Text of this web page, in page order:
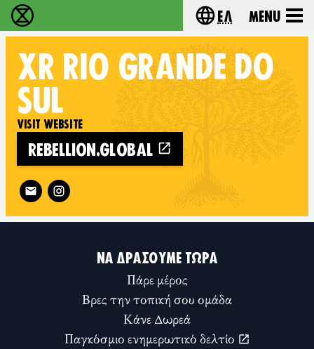
Extinction Rebellion - Home Choose your
Ελ Menu
XR RIO GRANDE DO
SUL
VISIT WEBSITE
REBELLION.GLOBAL
Follow XR Rio Grande do Sul on
ΝΑ ΔΡΆΣΟΥΜΕ ΤΏΡΑ
Πάρε μέρος
Βρες την τοπική σου ομάδα
Κάνε Δωρεά
Παγκόσμιο ενημερωτικό δελτίο